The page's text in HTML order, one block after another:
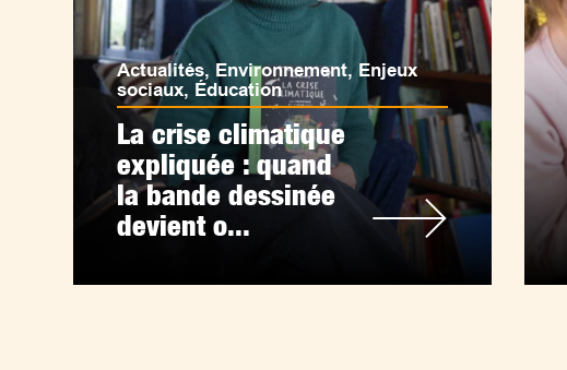
Actualités, Environnement, Enjeux
sociaux, Éducation
La crise climatique
expliquée : quand
la bande dessinée
devient o...